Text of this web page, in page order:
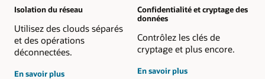
Isolation du réseau
Utilisez des clouds séparés
et des opérations
déconnectées.
En savoir plussur
Confidentialité et cryptage des
données
Contrôlez les clés de
cryptage et plus encore.
En savoir plussur